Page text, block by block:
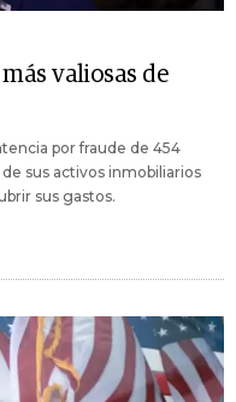
valiosas de
por fraude de 454
sus activos inmobiliarios
sus gastos.